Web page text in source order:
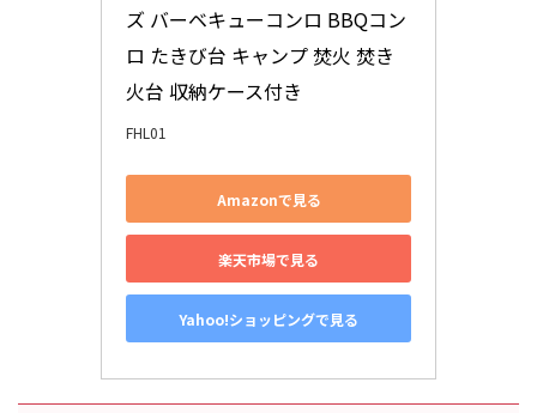
ズ バーベキューコンロ BBQコン
ロ たきび台 キャンプ 焚火 焚き
火台 収納ケース付き
FHL01
Amazonで見る
楽天市場で見る
Yahoo!ショッピングで見る